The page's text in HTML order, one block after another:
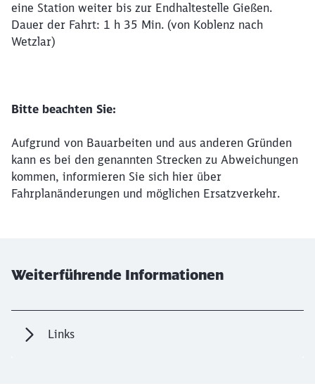
eine Station weiter bis zur Endhaltestelle Gießen.
Dauer der Fahrt: 1 h 35 Min. (von Koblenz nach
Wetzlar)
Bitte beachten Sie:
Aufgrund von Bauarbeiten und aus anderen Gründen
kann es bei den genannten Strecken zu Abweichungen
kommen, informieren Sie sich hier über
Fahrplanänderungen und möglichen Ersatzverkehr.
Weiterführende Informationen
Links